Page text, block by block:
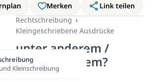
Merken
Link teilen
Rechtschreibung
Kleingeschriebene Ausdrücke
unter anderem /
unter Anderem?
Kleinschreibung